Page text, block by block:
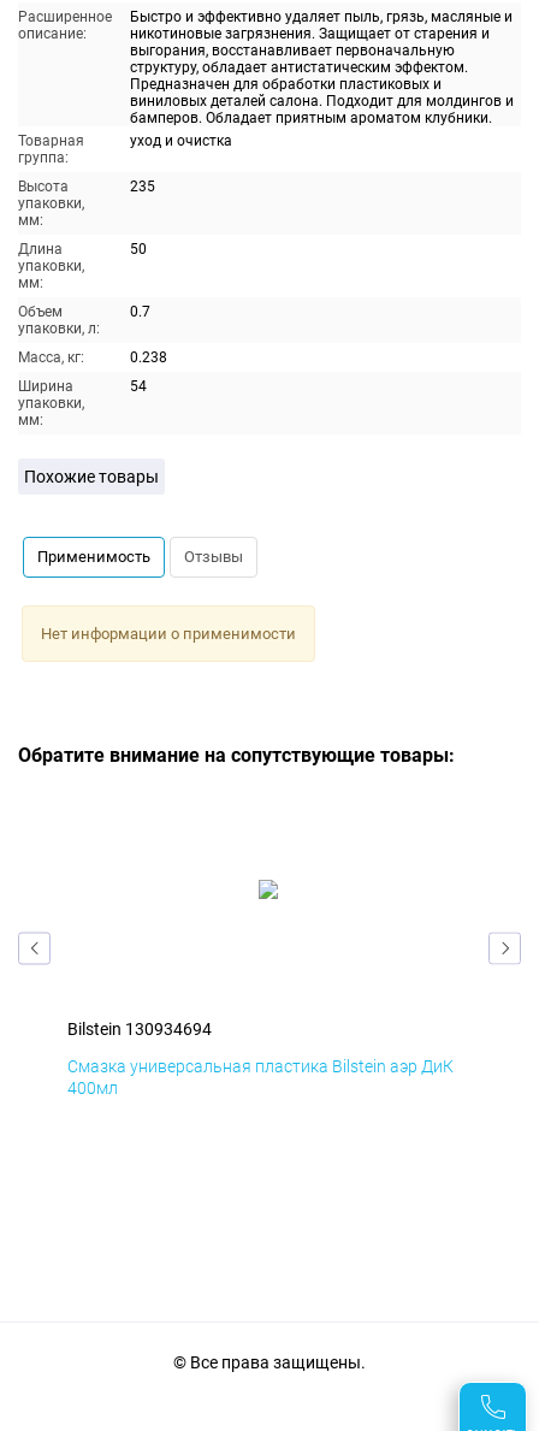
Расширенное
описание:
Быстро и эффективно удаляет пыль, грязь, масляные и
никотиновые загрязнения. Защищает от старения и
выгорания, восстанавливает первоначальную
структуру, обладает антистатическим эффектом.
Предназначен для обработки пластиковых и
виниловых деталей салона. Подходит для молдингов и
бамперов. Обладает приятным ароматом клубники.
Товарная
группа:
уход и очистка
Высота
упаковки,
мм:
235
Длина
упаковки,
мм:
50
Объем
упаковки, л:
0.7
Масса, кг:
0.238
Ширина
упаковки,
мм:
54
Похожие товары
Применимость Отзывы
Нет информации о применимости
Обратите внимание на сопутствующие товары:
Bilstein 130934694
Смазка универсальная пластика Bilstein аэр ДиК
400мл
© Все права защищены.